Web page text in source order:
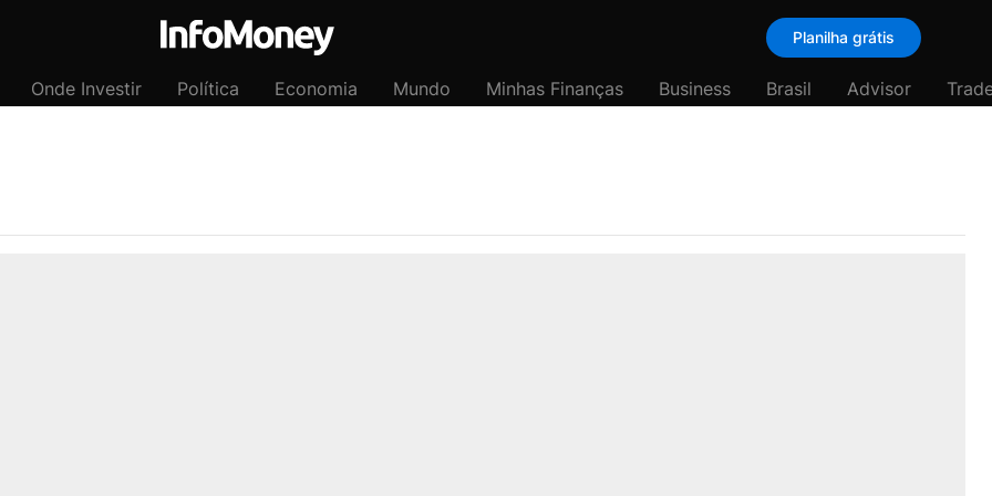
Planilha grátis
Onde Investir Política Economia Mundo Minhas Finanças Business Brasil Advisor